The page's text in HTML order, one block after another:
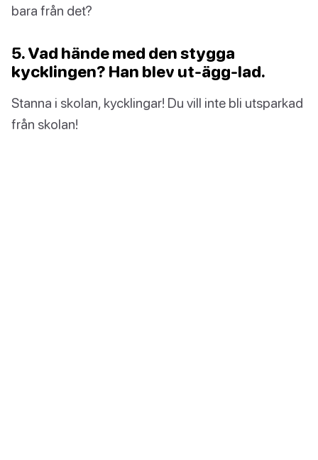
bara från det?
5. Vad hände med den stygga
kycklingen? Han blev ut-ägg-lad.
Stanna i skolan, kycklingar! Du vill inte bli utsparkad
från skolan!